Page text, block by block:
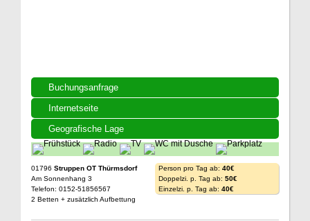
Buchungsanfrage
Internetseite
Geografische Lage
01796 Struppen OT Thürmsdorf
Am Sonnenhang 3
Telefon: 0152-51856567
2 Betten + zusätzlich Aufbettung
Person pro Tag ab: 40€
Doppelzi. p. Tag ab: 50€
Einzelzi. p. Tag ab: 40€